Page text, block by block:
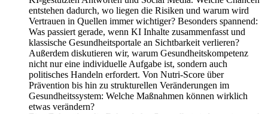
entstehen dadurch, wo liegen die Risiken und warum wird
Vertrauen in Quellen immer wichtiger? Besonders spannend:
Was passiert gerade, wenn KI Inhalte zusammenfasst und
klassische Gesundheitsportale an Sichtbarkeit verlieren?
Außerdem diskutieren wir, warum Gesundheitskompetenz
nicht nur eine individuelle Aufgabe ist, sondern auch
politisches Handeln erfordert. Von Nutri-Score über
Prävention bis hin zu strukturellen Veränderungen im
Gesundheitssystem: Welche Maßnahmen können wirklich
etwas verändern?